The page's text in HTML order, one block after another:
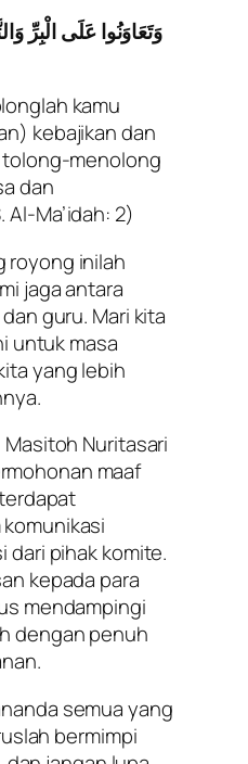
وَتَعَاوَنُوا عَلَى الْبِرِّ
kamu
kebajikan dan
menolong
dan
Al-Ma’idah: 2)
royong inilah
jaga antara
guru. Mari kita
untuk masa
yang lebih
Nuritasari
maaf
dari pihak komite.
kepada para
mendampingi
dengan penuh
semua yang
bermimpi